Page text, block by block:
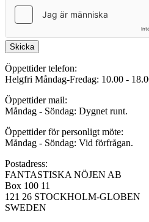
Skicka
Öppettider telefon:
Helgfri Måndag-Fredag: 10.00 -
Öppettider mail:
Måndag - Söndag: Dygnet runt.
Öppettider för personligt möte:
Måndag - Söndag: Vid förfrågan.
Postadress:
FANTASTISKA NÖJEN AB
Box 100 11
121 26 STOCKHOLM-GLOBEN
SWEDEN